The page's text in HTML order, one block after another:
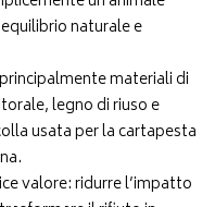
naturale e
materiali di
legno di riuso e
usata per la cartapesta
valore: ridurre l’impatto